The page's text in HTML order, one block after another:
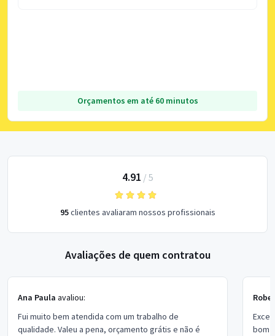
Orçamentos em até 60 minutos
4.91 / 5
95clientes avaliaram nossos profissionais
Avaliações de quem contratou
Ana Paula avaliou:
Fui muito bem atendida com um trabalho de
qualidade. Valeu a pena, orçamento grátis e não é
bom